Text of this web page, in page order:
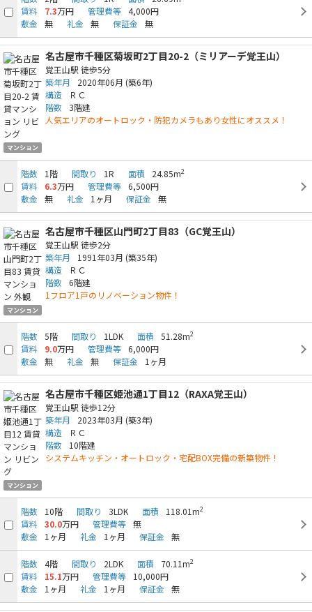
賃料 7.3万円 管理費等 4,000円
敷金
無 礼金 無 保証金 無
マンション
名古屋市千種区菊坂町2丁目20-2（ミリアーデ覚王山）
覚王山駅 徒歩5分
築年月
2020年06月 (築6年)
構造
ＲＣ
階数 3階建
人気エリアのオートロック・防犯カメラもあり女性にオススメ！
階数 1階 間取り 1R 面積 24.85m2
賃料 6.3万円 管理費等 6,500円
敷金
無 礼金 1ヶ月 保証金 無
マンション
名古屋市千種区山門町2丁目83（GC覚王山）
覚王山駅 徒歩2分
築年月
1991年03月 (築35年)
構造
ＲＣ
階数 6階建
1フロア1戸のリノベーション物件！
階数 5階 間取り 1LDK 面積 51.28m2
賃料 9.0万円 管理費等 6,000円
敷金
無 礼金 無 保証金 1ヶ月
マンション
名古屋市千種区姫池通1丁目12（RAXA覚王山）
覚王山駅 徒歩12分
築年月
2023年03月 (築3年)
構造
ＲＣ
階数
10階建
システムキッチン・オートロック・宅配BOX完備の新築物件！
階数 10階 間取り 3LDK 面積 118.01m2
賃料 30.0万円 管理費等 無
敷金
1ヶ月 礼金 1ヶ月 保証金 無
階数 4階 間取り 2LDK 面積 70.11m2
賃料 15.1万円 管理費等
10,000円
敷金
1ヶ月 礼金 1ヶ月 保証金 無